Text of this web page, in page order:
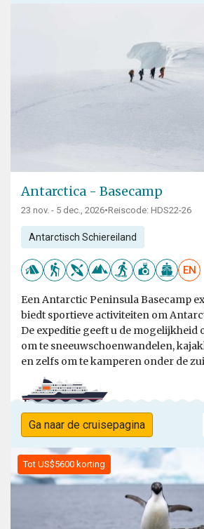
Antarctica - Basecamp
23 nov. - 5 dec., 2026•Reiscode: HDS22-26
Antarctisch Schiereiland
EN
Een Antarctic Peninsula Basecamp
biedt sportieve activiteiten om
De expeditie geeft u de mogelijkheid
om te sneeuwschoenwandelen,
en zelfs om te kamperen onder de
Ga naar de cruisepagina
Tot US$5600 korting